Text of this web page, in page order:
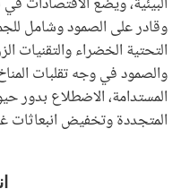
وقادر على الصمود وشامل
التحتية الخضراء والتقنيات
والصمود في وجه تقلبات
المستدامة، الاضطلاع بدور
المتجددة وتخفيض انبعاثات